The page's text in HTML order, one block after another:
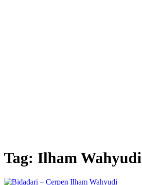
Tag: Ilham Wahyudi